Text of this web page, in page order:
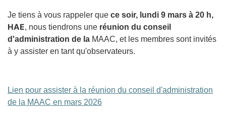
Je tiens à vous rappeler que ce soir, lundi 9 mars à 20 h,
HAE, nous tiendrons une réunion du conseil
d'administration de la MAAC, et les membres sont invités
à y assister en tant qu'observateurs.
Lien pour assister à la réunion du conseil d'administration
de la MAAC en mars 2026